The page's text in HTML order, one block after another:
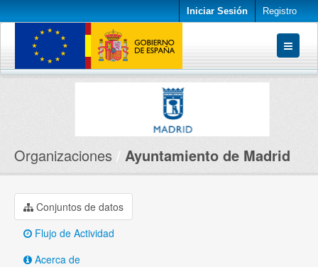
Iniciar Sesión Registro
Conjuntos de datos
Organizaciones Ayuntamiento de Madrid
Conjuntos de datos
Flujo de Actividad
Acerca de